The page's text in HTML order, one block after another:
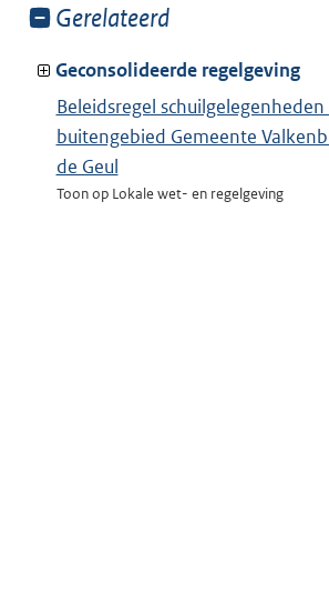
Toon
van:
Gerelateerd
Geconsolideerde regelgeving
Beleidsregel
buitengebied Gemeente
de Geul
Toon op Lokale wet- en regelgeving